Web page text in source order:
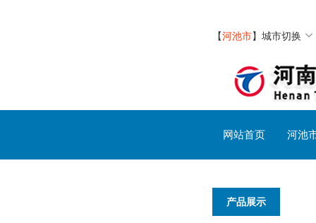
【河池市】 城市切换
网站首页 河池
产品展示